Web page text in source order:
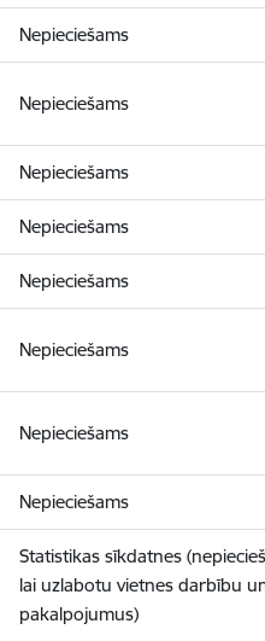
Nepieciešams
Nepieciešams
Nepieciešams
Nepieciešams
Nepieciešams
Nepieciešams
Nepieciešams
Nepieciešams
Statistikas sīkdatnes
lai uzlabotu vietnes darbību
pakalpojumus)